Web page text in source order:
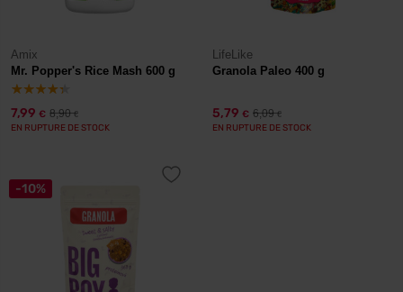
Amix
Mr. Popper's Rice Mash 600 g
7,99 € 8,90€
EN RUPTURE DE STOCK
LifeLike
Granola Paleo 400 g
5,79 € 6,09€
EN RUPTURE DE STOCK
-10%